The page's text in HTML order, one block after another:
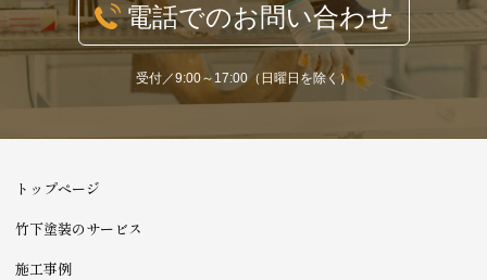
電話でのお問い合わせ
受付／9:00～17:00（日曜日を除く）
トップページ
竹下塗装のサービス
施工事例